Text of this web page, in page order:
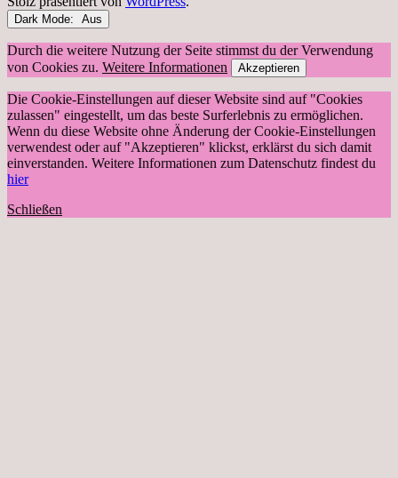
Dark Mode:
Durch die weitere Nutzung der Seite stimmst du der Verwendung
von Cookies zu. Weitere Informationen Akzeptieren
Die Cookie-Einstellungen auf dieser Website sind auf "Cookies
zulassen" eingestellt, um das beste Surferlebnis zu ermöglichen.
Wenn du diese Website ohne Änderung der Cookie-Einstellungen
verwendest oder auf "Akzeptieren" klickst, erklärst du sich damit
einverstanden. Weitere Informationen zum Datenschutz findest du
hier
Schließen